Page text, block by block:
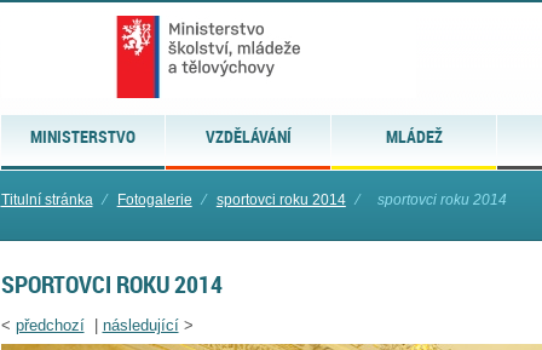
MINISTERSTVO VZDĚLÁVÁNÍ MLÁDEŽ
Titulní stránka ⁄ Fotogalerie ⁄ sportovci roku 2014 ⁄ sportovci roku 2014
SPORTOVCI ROKU 2014
< předchozí| následující>